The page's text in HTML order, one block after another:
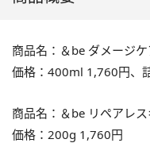
商品名：＆be ダメージ
価格：400ml 1,760円、
商品名：＆be リペアレ
価格：200g 1,760円